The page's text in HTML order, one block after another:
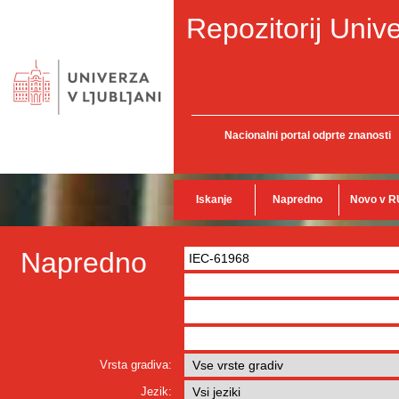
Repozitorij
Nacionalni portal odprte znanosti
Iskanje Napredno Novo v
Napredno
Vrsta gradiva:
Jezik: